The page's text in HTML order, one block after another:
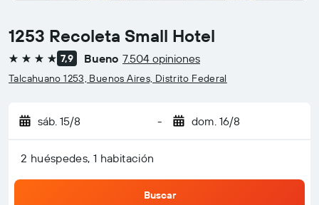
1253 Recoleta Small Hotel
4 estrellas7,9 Bueno 7.504 opiniones
Talcahuano 1253, Buenos Aires, Distrito Federal
sáb. 15/8 - dom. 16/8
2 huéspedes, 1 habitación
Buscar